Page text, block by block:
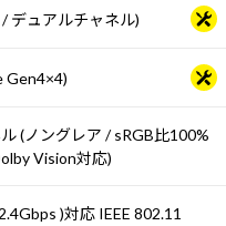
デュアルチャネル)
Gen4×4)
(ノングレア / sRGB比100%
Vision対応)
)対応 IEEE 802.11